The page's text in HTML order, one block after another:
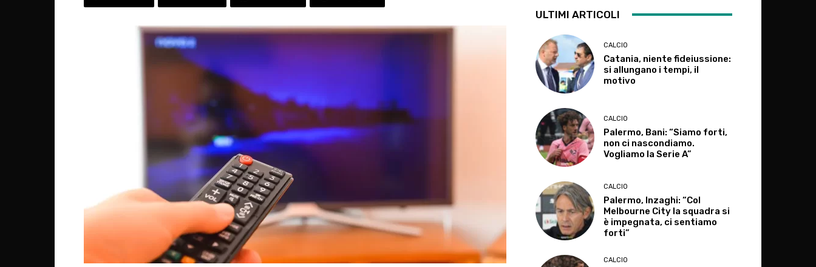
ULTIMI ARTICOLI
CALCIO
Catania, niente fideiussione:
si allungano i tempi, il
motivo
CALCIO
Palermo, Bani: “Siamo forti,
non ci nascondiamo.
Vogliamo la Serie A”
CALCIO
Palermo, Inzaghi: “Col
Melbourne City la squadra si
è impegnata, ci sentiamo
forti”
CALCIO